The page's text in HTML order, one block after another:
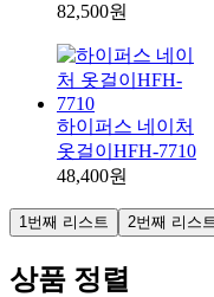
82,500원
하이퍼스 네이처
옷걸이HFH-7710
48,400원
1번째 리스트 2번째 리스
상품 정렬